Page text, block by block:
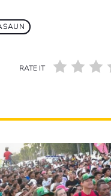
RATE IT